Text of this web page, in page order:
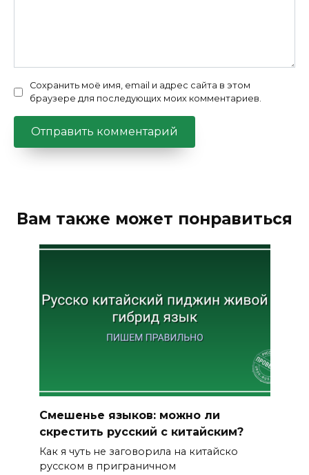
Сохранить моё имя, email и адрес сайта в этом
браузере для последующих моих комментариев.
Вам также может понравиться
Смешенье языков: можно ли
скрестить русский с китайским?
Как я чуть не заговорила на китайско
русском в приграничном